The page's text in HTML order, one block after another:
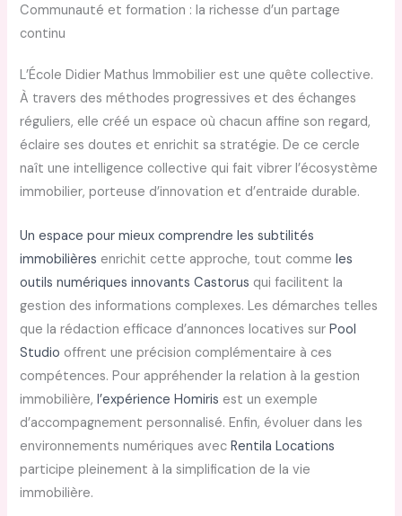
Communauté et formation : la richesse d’un partage
continu
L’École Didier Mathus Immobilier est une quête collective.
À travers des méthodes progressives et des échanges
réguliers, elle créé un espace où chacun affine son regard,
éclaire ses doutes et enrichit sa stratégie. De ce cercle
naît une intelligence collective qui fait vibrer l’écosystème
immobilier, porteuse d’innovation et d’entraide durable.
Un espace pour mieux comprendre les subtilités
immobilières enrichit cette approche, tout commeles
outils numériques innovants Castorus qui facilitent la
gestion des informations complexes. Les démarches telles
que la rédaction efficace d’annonces locatives surPool
Studio offrent une précision complémentaire à ces
compétences. Pour appréhender la relation à la gestion
immobilière,l’expérience Homiris est un exemple
d’accompagnement personnalisé. Enfin, évoluer dans les
environnements numériques avecRentila Locations
participe pleinement à la simplification de la vie
immobilière.